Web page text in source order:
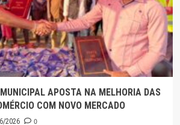
APOSTA NA MELHORIA DAS
COM NOVO MERCADO
2026 0